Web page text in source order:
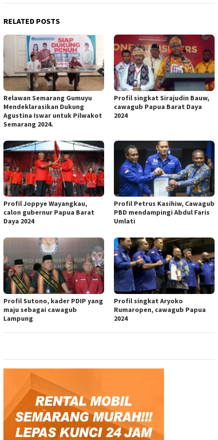
RELATED POSTS
Relawan Semarang Gumuyu
Mendeklarasikan Dukung
Agustina Iswar untuk Pilwakot
Semarang 2024.
Profil singkat Sirajudin Bauw,
cawagub Papua Barat Daya
2024
Profil Joppye Wayangkau,
calon gubernur Papua Barat
Daya 2024
Profil Petrus Kasihiw, Cawagub
PBD mendampingi Abdul Faris
Umlati
Profil Sutono, kader PDIP yang
maju sebagai cawagub
Lampung
Profil singkat Aryoko
Rumaropen, cawagub Papua
2024